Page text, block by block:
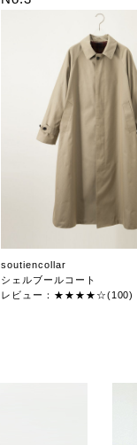
soutiencollar
シェルブールコート
レビュー：★★★★☆(100)